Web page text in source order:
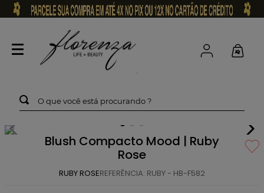
O que você está procurando ?
Blush Compacto Mood | Ruby
Rose
RUBY ROSEREFERÊNCIA: RUBY - HB-F582